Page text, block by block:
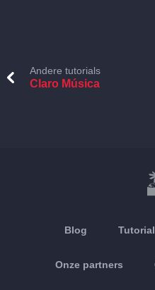
Andere tutorials
Claro Música
Blog
Onze partners